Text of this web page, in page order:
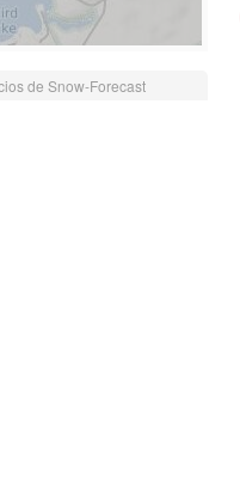
de Snow-Forecast